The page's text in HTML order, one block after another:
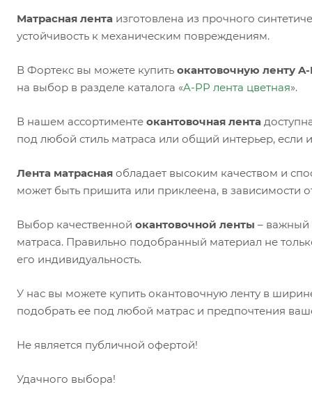
Матрасная лента изготовлена из прочного
устойчивость к механическим повреждениям.
В Фортекс вы можете купить окантовочную ленту A-
на выбор в разделе каталога «A-PP лента цветная».
В нашем ассортименте окантовочная лента
под любой стиль матраса или общий интерьер, если
Лента матрасная обладает высоким качеством и
может быть пришита или приклеена, в зависимости
Выбор качественной окантовочной ленты – важный
матраса. Правильно подобранный материал не
его индивидуальность.
У нас вы можете купить окантовочную ленту в
подобрать ее под любой матрас и предпочтения
Не является публичной офертой!
Удачного выбора!